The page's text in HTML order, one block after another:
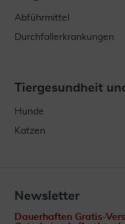
Abführmittel
Durchfallerkrankungen
Tiergesundheit
Hunde
Katzen
Newsletter
Dauerhaften Gratis-